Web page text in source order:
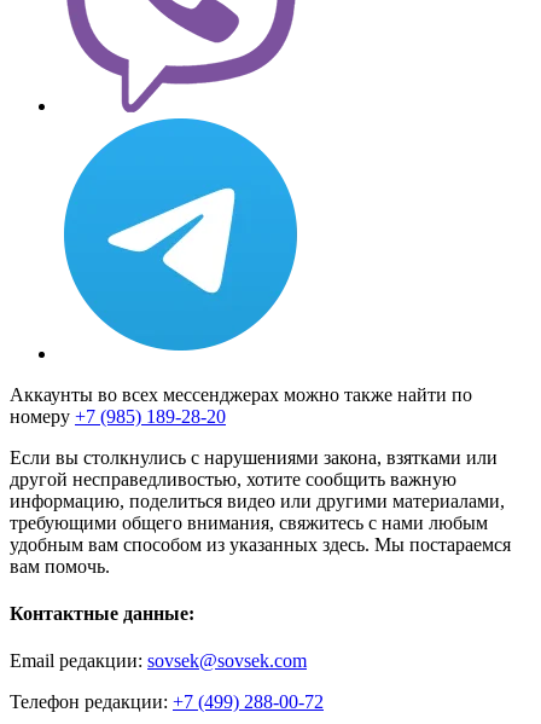
Аккаунты во всех мессенджерах можно также найти по
номеру +7 (985) 189-28-20
Если вы столкнулись с нарушениями закона, взятками или
другой несправедливостью, хотите сообщить важную
информацию, поделиться видео или другими материалами,
требующими общего внимания, свяжитесь с нами любым
удобным вам способом из указанных здесь. Мы постараемся
вам помочь.
Контактные данные:
Email редакции: sovsek@sovsek.com
Телефон редакции: +7 (499) 288-00-72